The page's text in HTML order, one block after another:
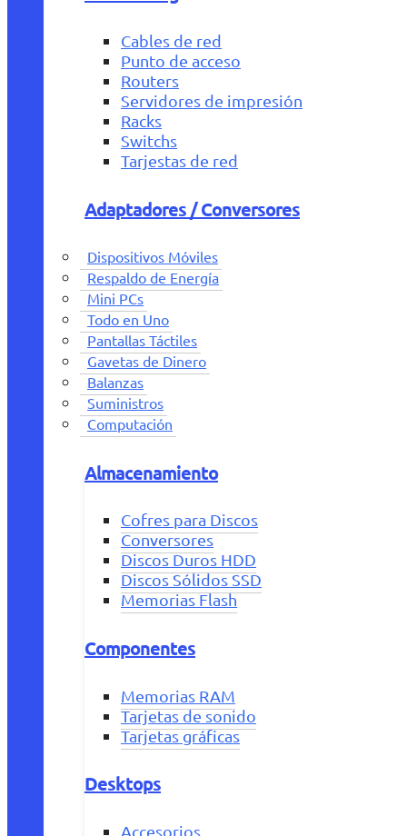
Cables de red
Punto de acceso
Routers
Servidores de impresión
Racks
Switchs
Tarjestas de red
Adaptadores / Conversores
Dispositivos Móviles
Respaldo de Energía
Mini PCs
Todo en Uno
Pantallas Táctiles
Gavetas de Dinero
Balanzas
Suministros
Computación
Almacenamiento
Cofres para Discos
Conversores
Discos Duros HDD
Discos Sólidos SSD
Memorias Flash
Componentes
Memorias RAM
Tarjetas de sonido
Tarjetas gráficas
Desktops
Accesorios